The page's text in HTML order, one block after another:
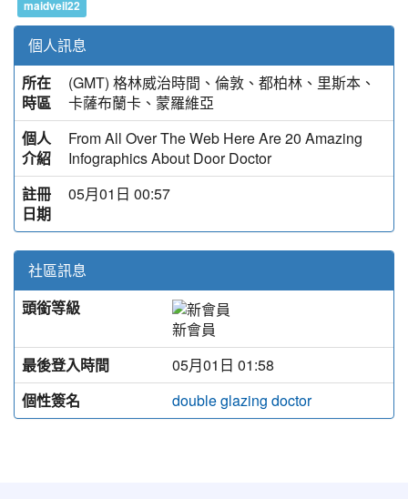
maidveil22
個人訊息
所在
時區
(GMT) 格林威治時間、倫敦、都柏林、里斯本、
卡薩布蘭卡、蒙羅維亞
個人
介紹
From All Over The Web Here Are 20 Amazing
Infographics About Door Doctor
註冊
日期
05月01日 00:57
社區訊息
頭銜等級
新會員
最後登入時間
05月01日 01:58
個性簽名
double glazing doctor